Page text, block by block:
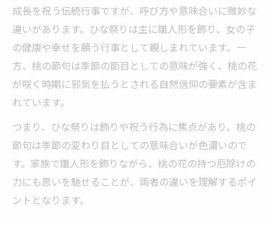
成長を祝う伝統行事ですが、呼び方や意味合いに微妙な
違いがあります。ひな祭りは主に雛人形を飾り、女の子
の健康や幸せを願う行事として親しまれています。一
方、桃の節句は季節の節目としての意味が強く、桃の花
が咲く時期に邪気を払うとされる自然信仰の要素が含ま
れています。
つまり、ひな祭りは飾りや祝う行為に焦点があり、桃の
節句は季節の変わり目としての意味合いが色濃いので
す。家族で雛人形を飾りながら、桃の花の持つ厄除けの
力にも思いを馳せることが、両者の違いを理解するポイ
ントとなります。